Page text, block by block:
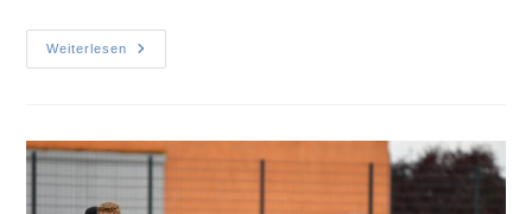
Weiterlesen